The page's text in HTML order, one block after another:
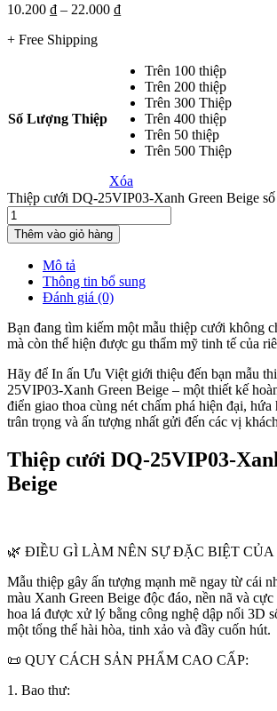
10.200 ₫ – 22.000 ₫
+ Free Shipping
Số Lượng Thiệp
Trên 100 thiệp
Trên 200 thiệp
Trên 300 Thiệp
Trên 400 thiệp
Trên 50 thiệp
Trên 500 Thiệp
Xóa
Thiệp cưới DQ-25VIP03-Xanh Green Beige
Thêm vào giỏ hàng
Mô tả
Thông tin bổ sung
Đánh giá (0)
Bạn đang tìm kiếm một mẫu thiệp cưới không
mà còn thể hiện được gu thẩm mỹ tinh tế của
Hãy để In ấn Ưu Việt giới thiệu đến bạn mẫu
25VIP03-Xanh Green Beige – một thiết kế
điển giao thoa cùng nét chấm phá hiện đại, hứa
trân trọng và ấn tượng nhất gửi đến các vị
Thiệp cưới DQ-25VIP03-
Beige
🌿 ĐIỀU GÌ LÀM NÊN SỰ ĐẶC BIỆT CỦA
Mẫu thiệp gây ấn tượng mạnh mẽ ngay từ cái
màu Xanh Green Beige độc đáo, nền nã và
hoa lá được xử lý bằng công nghệ dập nổi 3D
một tổng thể hài hòa, tinh xảo và đầy cuốn hút.
📜 QUY CÁCH SẢN PHẨM CAO CẤP:
1. Bao thư: